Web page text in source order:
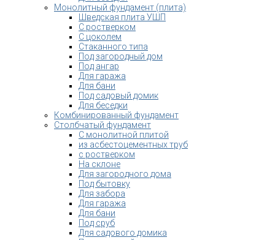
Монолитный фундамент (плита)
Шведская плита УШП
С ростверком
С цоколем
Стаканного типа
Под загородный дом
Под ангар
Для гаража
Для бани
Под садовый домик
Для беседки
Комбинированный фундамент
Столбчатый фундамент
С монолитной плитой
из асбестоцементных труб
с ростверком
На склоне
Для загородного дома
Под бытовку
Для забора
Для гаража
Для бани
Под сруб
Для садового домика